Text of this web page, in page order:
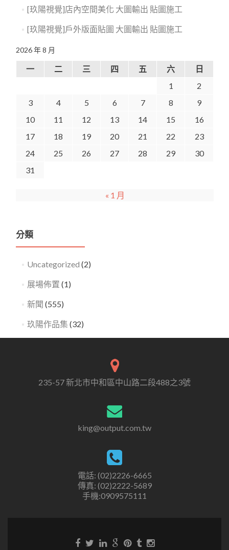
[玖陽視覺]店內空間美化 大圖輸出 貼圖施工
[玖陽視覺]戶外版面貼圖 大圖輸出 貼圖施工
2026 年 8 月
一 二 三 四 五 六
日
1
2
3
4 5 6 7 8
9
10
11 12 13 14 15
16
17
18 19 20 21 22
23
24
25 26 27 28 29
30
31
« 1 月
分類
Uncategorized (2)
展場佈置 (1)
新聞 (555)
玖陽作品集 (32)
235-57 新北市中和區中山路二段488之3號
king@output.com.tw
電話: (02)2226-6665
傳真: (02)2222-5689
手機:0909575111